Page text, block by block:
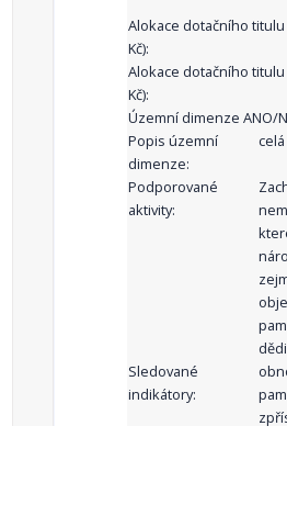
Alokace dotačního titulu
Kč):
Alokace dotačního titulu
Kč):
Územní dimenze ANO/
Popis územní
dimenze:
celá
Podporované
aktivity:
Sledované
indikátory: